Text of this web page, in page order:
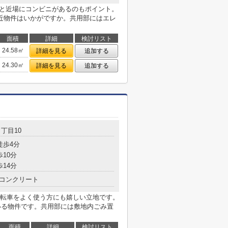
場にコンビニがあるのもポイント。
件はいかがですか。共用部にはエレ
面積 詳細
検討リスト
24.58㎡
詳細を見る
追加する
24.30㎡
詳細を見る 追加する
目10
歩4分
10分
14分
ンクリート
車をよく使う方にも嬉しい立地です。
物件です。共用部には敷地内ごみ置